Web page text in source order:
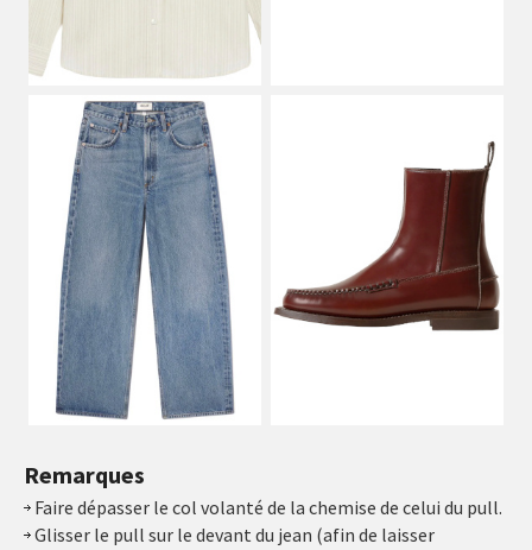
Remarques
Faire dépasser le col volanté de la chemise de celui du pull.
Glisser le pull sur le devant du jean (afin de laisser